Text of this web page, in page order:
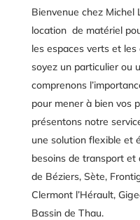
Bienvenue chez Michel
location de matériel
les espaces verts et
soyez un particulier ou
comprenons
pour mener à bien vos
présentons notre
une solution flexible et
besoins de transport et
de Béziers, Sète,
Clermont l’Hérault,
Bassin de Thau.